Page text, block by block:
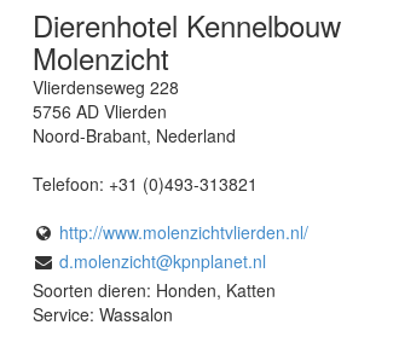
Dierenhotel Kennelbouw
Molenzicht
Vlierdenseweg 228
5756 AD Vlierden
Noord-Brabant, Nederland
Telefoon: +31 (0)493-313821
http://www.molenzichtvlierden.nl/
d.molenzicht@kpnplanet.nl
Soorten dieren: Honden, Katten
Service: Wassalon